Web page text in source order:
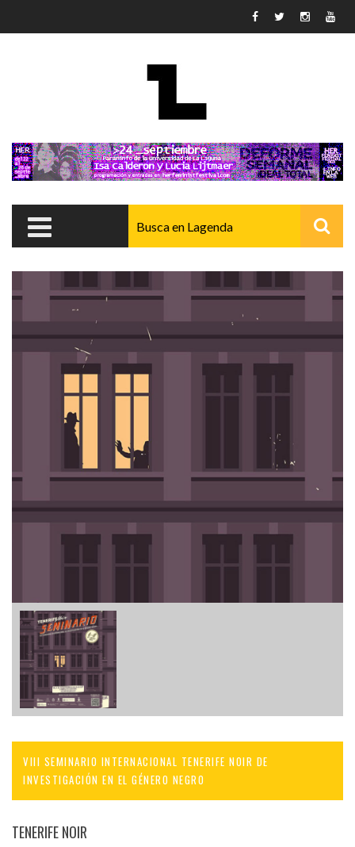
VIII SEMINARIO INTERNACIONAL TENERIFE NOIR DE
INVESTIGACIÓN EN EL GÉNERO NEGRO
TENERIFE NOIR